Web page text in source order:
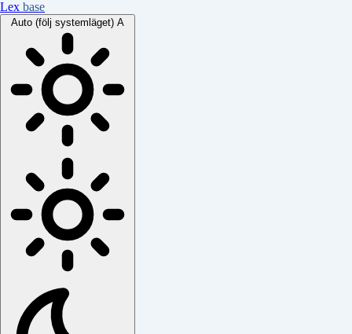
Lex base
Auto (följ systemläget) A